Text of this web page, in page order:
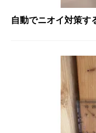
自動でニオイ対策す